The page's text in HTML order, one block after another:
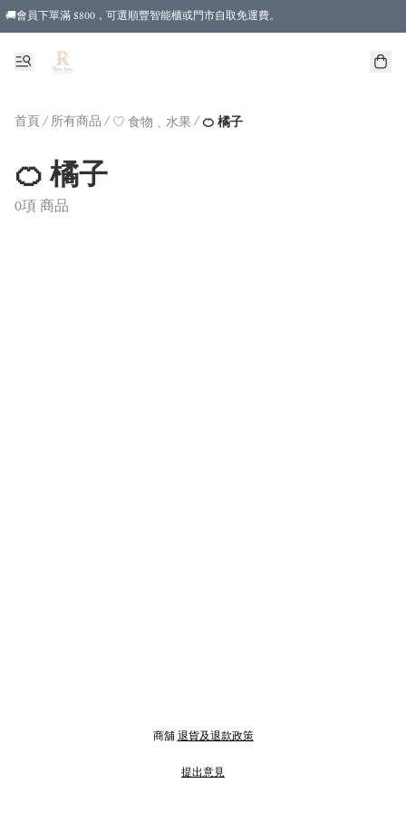
🚚會員下單滿 $800，可選順豐智能櫃或門市自取免運費。
首頁/ 所有商品 / ♡ 食物﹑水果 /🍊 橘子
🍊 橘子
0項 商品
商舖 退貨及退款政策
提出意見